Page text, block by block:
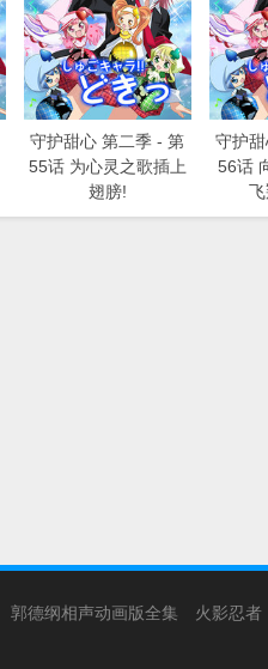
守护甜心 第二季 - 第
55话 为心灵之歌插上
翅膀!
守护
56话
郭德纲相声动画版全集 火影忍者